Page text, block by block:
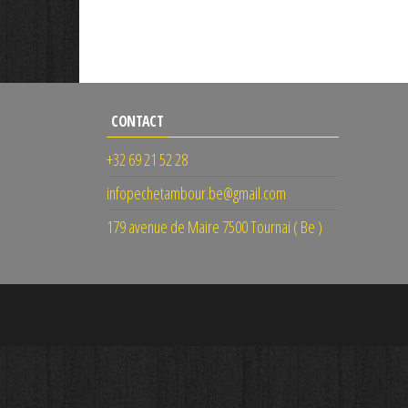
CONTACT
+32 69 21 52 28
infopechetambour.be@gmail.com
179 avenue de Maire 7500 Tournai ( Be )